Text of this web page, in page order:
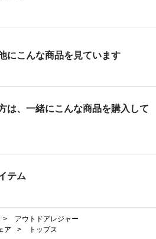
にこんな商品を見ています
は、一緒にこんな商品を購入して
テム
>
アウトドアレジャー
ア >
トップス